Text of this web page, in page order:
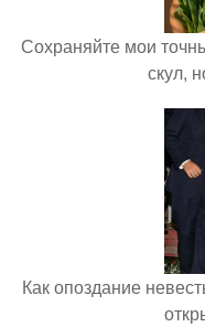
Сохраняйте мои
скул,
Как опоздание